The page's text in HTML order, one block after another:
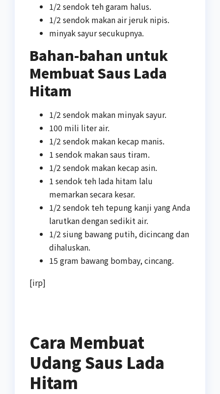
1/2 sendok teh garam halus.
1/2 sendok makan air jeruk nipis.
minyak sayur secukupnya.
Bahan-bahan untuk
Membuat Saus Lada
Hitam
1/2 sendok makan minyak sayur.
100 mili liter air.
1/2 sendok makan kecap manis.
1 sendok makan saus tiram.
1/2 sendok makan kecap asin.
1 sendok teh lada hitam lalu
memarkan secara kesar.
1/2 sendok teh tepung kanji yang Anda
larutkan dengan sedikit air.
1/2 siung bawang putih, dicincang dan
dihaluskan.
15 gram bawang bombay, cincang.
[irp]
Cara Membuat
Udang Saus Lada
Hitam